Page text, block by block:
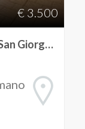
€ 3.500
Locale commerciale in affitto a San Giorgio a Cremano